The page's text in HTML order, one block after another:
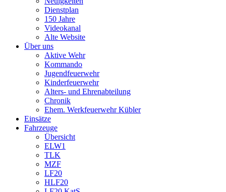
Dienstplan
150 Jahre
Videokanal
Alte Website
Über uns
Aktive Wehr
Kommando
Jugendfeuerwehr
Kinderfeuerwehr
Alters- und Ehrenabteilung
Chronik
Ehem. Werkfeuerwehr Kübler
Einsätze
Fahrzeuge
Übersicht
ELW1
TLK
MZF
LF20
HLF20